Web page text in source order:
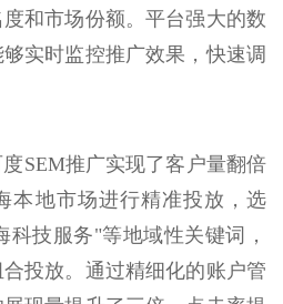
和市场份额。平台强大的数
实时监控推广效果，快速调
SEM推广实现了客户量翻倍
本地市场进行精准投放，选
技服务"等地域性关键词，
投放。通过精细化的账户管